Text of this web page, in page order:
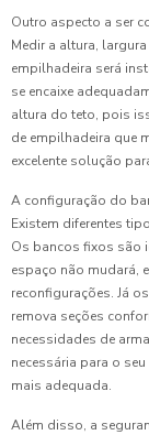
Outro aspecto a ser
Medir a altura,
empilhadeira será
se encaixe
altura do teto, pois
de empilhadeira que
excelente solução
A configuração do
Existem diferentes
Os bancos fixos são
espaço não mudará,
reconfigurações. Já
remova seções
necessidades de
necessária para o
mais adequada.
Além disso, a